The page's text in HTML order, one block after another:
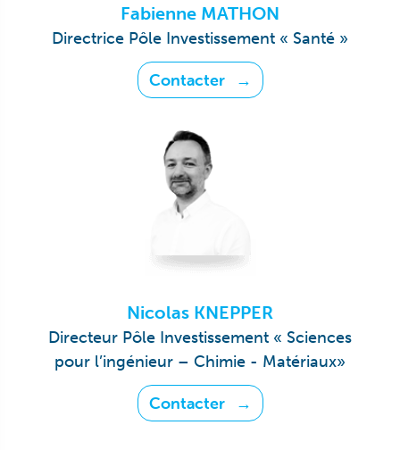
Fabienne MATHON
Directrice Pôle Investissement « Santé »
Contacter
Nicolas KNEPPER
Directeur Pôle Investissement « Sciences
pour l’ingénieur – Chimie - Matériaux»
Contacter